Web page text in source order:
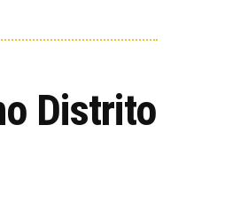
Distrito